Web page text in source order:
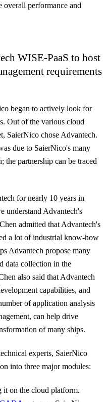
performance and
WISE-PaaS to host
requirements
began to actively look for
Out of the various cloud
SaierNico chose Advantech.
due to SaierNico's many
the partnership can be traced
for nearly 10 years in
understand Advantech's
admitted that Advantech's
a lot of industrial know-how
Advantech propose many
data collection in the
also said that Advantech
capabilities, and
of application analysis
can help drive
of many ships.
experts, SaierNico
into three major modules:
it on the cloud platform.